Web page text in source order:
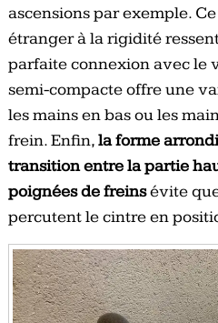
ascensions par exemple.
étranger à la rigidité
parfaite connexion avec le
semi-compacte offre une
les mains en bas ou les
frein. Enfin,la forme
transition entre la partie
poignées de freinsévite
percutent le cintre en